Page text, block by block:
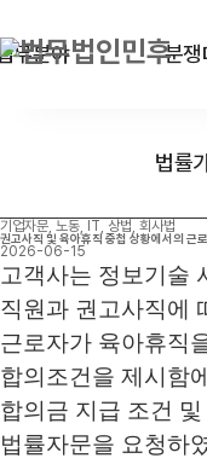
무분야 분쟁
법률
기업자문, 노동, IT, 상법, 회사법
권고사직 및 육아휴직 중첩 상황에서의 근
2026-06-15
고객사는 정보기술
직원과 권고사직에
근로자가 육아휴직
합의조건을 제시함
합의금 지급 조건
법률자문을 요청하